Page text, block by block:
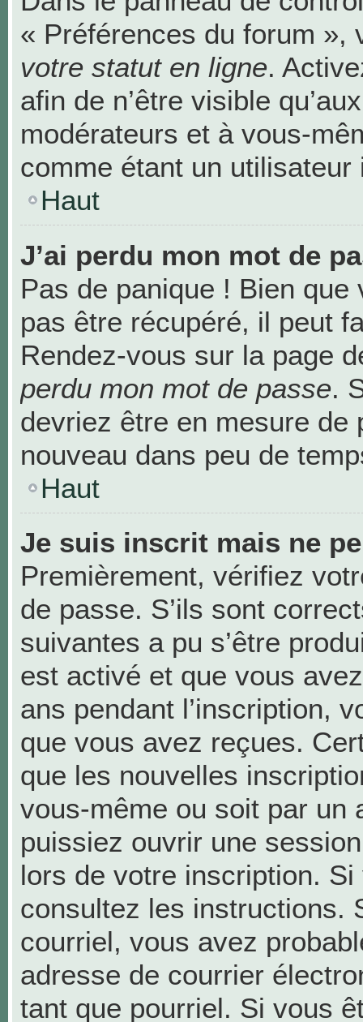
« Préférences du forum »,
votre statut en ligne.
afin de n’être visible
modérateurs et à vous-
comme étant un utilisateur
Haut
J’ai perdu mon mot de
Pas de panique ! Bien
pas être récupéré, il peut
Rendez-vous sur la page
perdu mon mot de passe.
devriez être en mesure de
nouveau dans peu de
Haut
Je suis inscrit mais ne
Premièrement, vérifiez
de passe. S’ils sont
suivantes a pu s’être
est activé et que vous
ans pendant l’inscription,
que vous avez reçues.
que les nouvelles
vous-même ou soit par un
puissiez ouvrir une
lors de votre inscription.
consultez les instructions.
courriel, vous avez
adresse de courrier
tant que pourriel. Si vous